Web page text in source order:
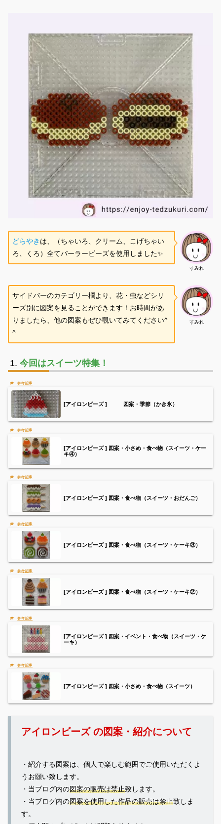
すみれ
どらやき は、（ちゃいろ、クリーム、こげちゃい
ろ、くろ）全てパーラービーズを使用しました✨
すみれ
サイドバーのカテゴリー欄より、花・虫などシリ
ーズ別に図案を見ることができます！お時間があ
りましたら、他の図案もぜひ覗いてみてください^
^
今回はスイーツ特集！
[アイロンビーズ ] 図案・季節（かき氷）
[アイロンビーズ ] 図案・小さめ・食べ物（スイーツ・ケー
キ④）
[アイロンビーズ ] 図案・食べ物（スイーツ・おだんご）
[アイロンビーズ ] 図案・食べ物（スイーツ・ケーキ③）
[アイロンビーズ ] 図案・食べ物（スイーツ・ケーキ②）
[アイロンビーズ ] 図案・イベント・食べ物（スイーツ・ケ
ーキ）
[アイロンビーズ ] 図案・小さめ・食べ物（スイーツ）
アイロンビーズ の図案・紹介について
・紹介する図案は、個人で楽しむ範囲でご使用いただくよ
うお願い致します。
・当ブログ内の図案の販売は禁止致します。
・当ブログ内の図案を使用した作品の販売は禁止致しま
す。